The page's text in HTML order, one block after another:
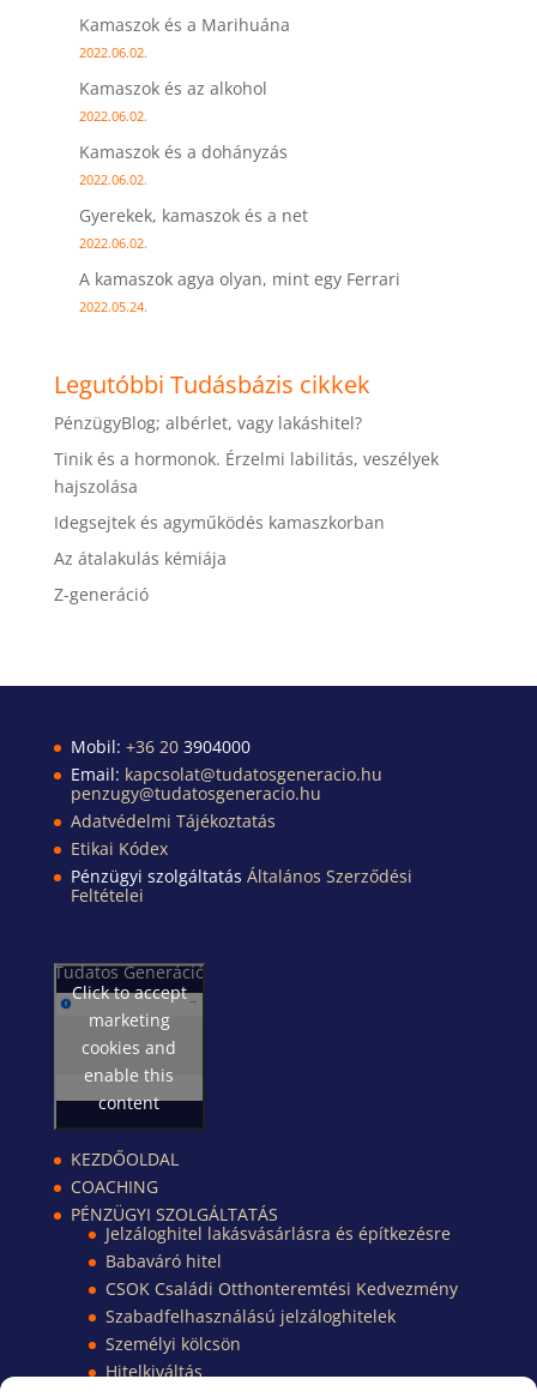
Kamaszok és a Marihuána
2022.06.02.
Kamaszok és az alkohol
2022.06.02.
Kamaszok és a dohányzás
2022.06.02.
Gyerekek, kamaszok és a net
2022.06.02.
A kamaszok agya olyan, mint egy Ferrari
2022.05.24.
Legutóbbi Tudásbázis cikkek
PénzügyBlog; albérlet, vagy lakáshitel?
Tinik és a hormonok. Érzelmi labilitás, veszélyek
hajszolása
Idegsejtek és agyműködés kamaszkorban
Az átalakulás kémiája
Z-generáció
Mobil: +36 20 3904000
Email: kapcsolat@tudatosgeneracio.hu
penzugy@tudatosgeneracio.hu
Adatvédelmi Tájékoztatás
Etikai Kódex
Pénzügyi szolgáltatás Általános Szerződési
Feltételei
Tudatos Generáció
Click to accept
marketing
cookies and
enable this
content
KEZDŐOLDAL
COACHING
PÉNZÜGYI SZOLGÁLTATÁS
Jelzáloghitel lakásvásárlásra és építkezésre
Babaváró hitel
CSOK Családi Otthonteremtési Kedvezmény
Szabadfelhasználású jelzáloghitelek
Személyi kölcsön
Hitelkiváltás